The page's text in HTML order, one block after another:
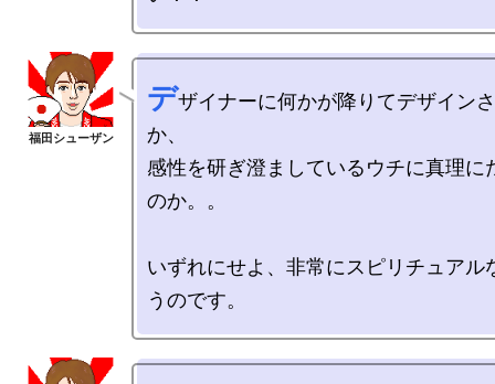
デザイナーに何かが降りてデザイン
か、
感性を研ぎ澄ましているウチに真理に
のか。。
いずれにせよ、非常にスピリチュアル